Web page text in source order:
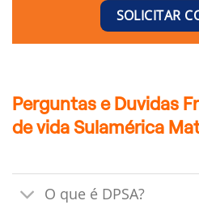
SOLICITAR
Perguntas e Duvidas
de vida Sulamérica
O que é DPSA?